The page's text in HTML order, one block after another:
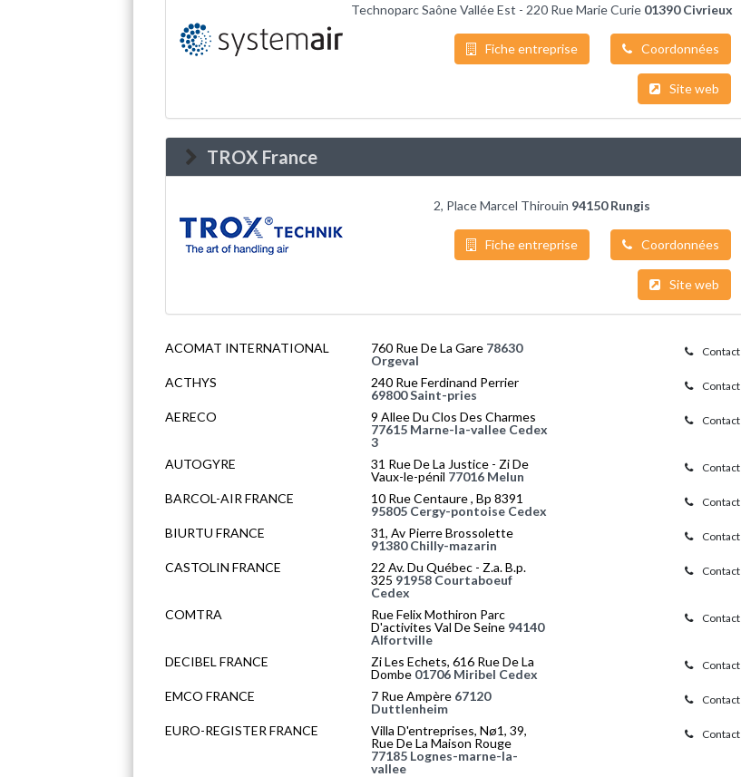
Technoparc Saône Vallée Est - 220 Rue Marie Curie 01390 Civrieux
Fiche entreprise Coordonnées
Site web
TROX France
2, Place Marcel Thirouin 94150 Rungis
Fiche entreprise Coordonnées
Site web
ACOMAT INTERNATIONAL 760 Rue De La Gare 78630
Orgeval
Contact
ACTHYS
240 Rue Ferdinand Perrier
69800 Saint-pries
Contact
AERECO
9 Allee Du Clos Des Charmes
77615 Marne-la-vallee Cedex
3
Contact
AUTOGYRE
31 Rue De La Justice - Zi De
Vaux-le-pénil 77016 Melun
Contact
BARCOL-AIR FRANCE
10 Rue Centaure , Bp 8391
95805 Cergy-pontoise Cedex
Contact
BIURTU FRANCE
31, Av Pierre Brossolette
91380 Chilly-mazarin
Contact
CASTOLIN FRANCE
22 Av. Du Québec - Z.a. B.p.
325 91958 Courtaboeuf
Cedex
Contact
COMTRA
Rue Felix Mothiron Parc
D'activites Val De Seine 94140
Alfortville
Contact
DECIBEL FRANCE
Zi Les Echets, 616 Rue De La
Dombe 01706 Miribel Cedex
Contact
EMCO FRANCE 7 Rue Ampère 67120
Duttlenheim
Contact
EURO-REGISTER FRANCE
Villa D'entreprises, Nø1, 39,
Rue De La Maison Rouge
77185 Lognes-marne-la-
vallee
Contact